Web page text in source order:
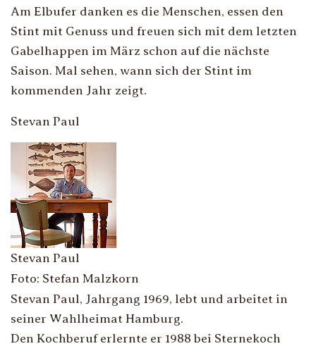
Am Elbufer danken es die Menschen, essen den
Stint mit Genuss und freuen sich mit dem letzten
Gabelhappen im März schon auf die nächste
Saison. Mal sehen, wann sich der Stint im
kommenden Jahr zeigt.
Stevan Paul
Stevan Paul
Foto: Stefan Malzkorn
Stevan Paul, Jahrgang 1969, lebt und arbeitet in
seiner Wahlheimat Hamburg.
Den Kochberuf erlernte er 1988 bei Sternekoch